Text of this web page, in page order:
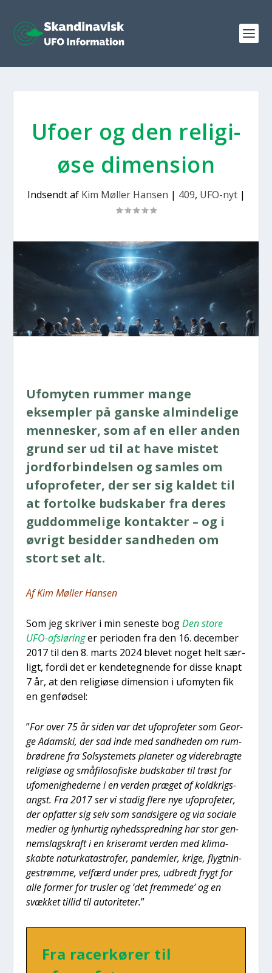
Ufo­er og den reli­gi­
øse dimen­sion
Indsendt af Kim Møller Hansen | 409, UFO-nyt|
Ufo­myten rum­mer man­ge
eksemp­ler på gan­ske almin­de­li­ge
men­ne­sker, som af en eller anden
grund ser ud til at have mistet
jord­for­bin­del­sen og sam­les om
ufopro­fe­ter, der ser sig kal­det til
at for­tol­ke bud­ska­ber fra deres
gud­dom­me­li­ge kon­tak­ter – og i
øvrigt besid­der sand­he­den om
stort set alt.
Af Kim Møl­ler Han­sen
Som jeg skri­ver i min sene­ste bogDen sto­re
UFO-afslø­ringer peri­o­den fra den 16. decem­ber
2017 til den 8. marts 2024 ble­vet noget helt sær­
ligt, for­di det er ken­de­teg­nen­de for dis­se knapt
7 år, at den reli­gi­øse dimen­sion i ufo­myten fik
en gen­fød­sel:
”For over 75 år siden var det ufopro­fe­ter som Geor­
ge Adam­ski, der sad inde med sand­he­den om rum­
brød­re­ne fra Sol­sy­ste­mets pla­ne­ter og vide­re­brag­te
reli­gi­øse og små­fi­lo­so­fi­ske bud­ska­ber til trøst for
ufo­me­nig­he­der­ne i en ver­den præ­get af kold­krigs­
angst. Fra 2017 ser vi sta­dig fle­re nye ufopro­fe­ter,
der opfat­ter sig selv som sand­si­ge­re og via soci­a­le
medi­er og lyn­hur­tig nyheds­spred­ning har stor gen­
nem­slags­kraft i en kri­se­ramt ver­den med kli­ma­
skab­te natur­ka­ta­stro­fer, pan­de­mi­er, kri­ge, flygt­nin­
ge­strøm­me, vel­færd under pres, udbredt frygt for
alle for­mer for trus­ler og ’det frem­me­de’ og en
svæk­ket til­lid til auto­ri­te­ter.”
Fra racer­kø­rer til